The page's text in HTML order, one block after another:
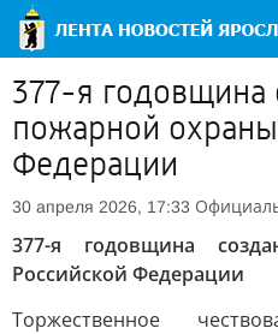
377-я годовщина
пожарной
Федерации
30 апреля 2026, 17:33
377-я годовщина
Российской Федерации
Торжественное